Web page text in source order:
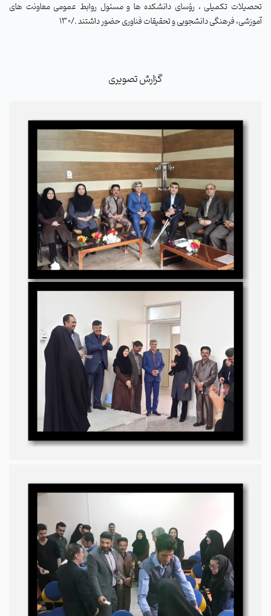
تحصیلات تکمیلی ، رؤسای دانشکده ها و مسئول روابط عمومی معاونت های
آموزشی، فرهنگی دانشجویی و تحقیقات فناوری حضور داشتند ./130
گزارش تصویری